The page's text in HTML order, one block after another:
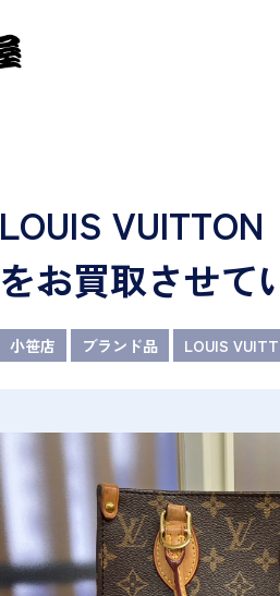
LOUIS
をお買取させて
小笹店 ブランド品 LOUIS